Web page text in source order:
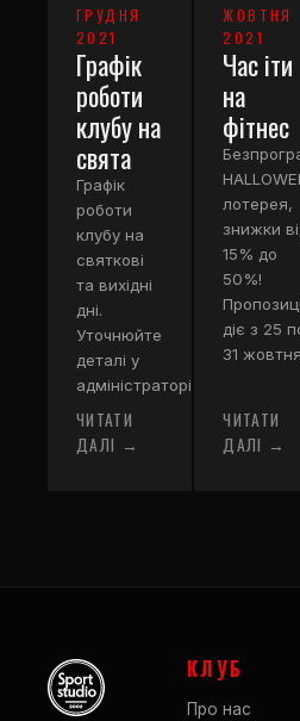
ГРУДНЯ
2021
Графік
роботи
клубу на
свята
Графік
роботи
клубу на
святкові
та вихідні
дні.
Уточнюйте
деталі у
адміністраторів.
ЧИТАТИ
ДАЛІ →
ЖОВТНЯ
2021
Час іти
на
фітнес
лотерея,
знижки
15% до
50%!
діє з 25
31
ЧИТАТИ
ДАЛІ →
КЛУБ
Про нас